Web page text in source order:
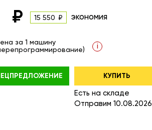
15 550 экономия
за 1 машину
i
КУПИТЬ
Есть на складе
Отправим 10.08.2026